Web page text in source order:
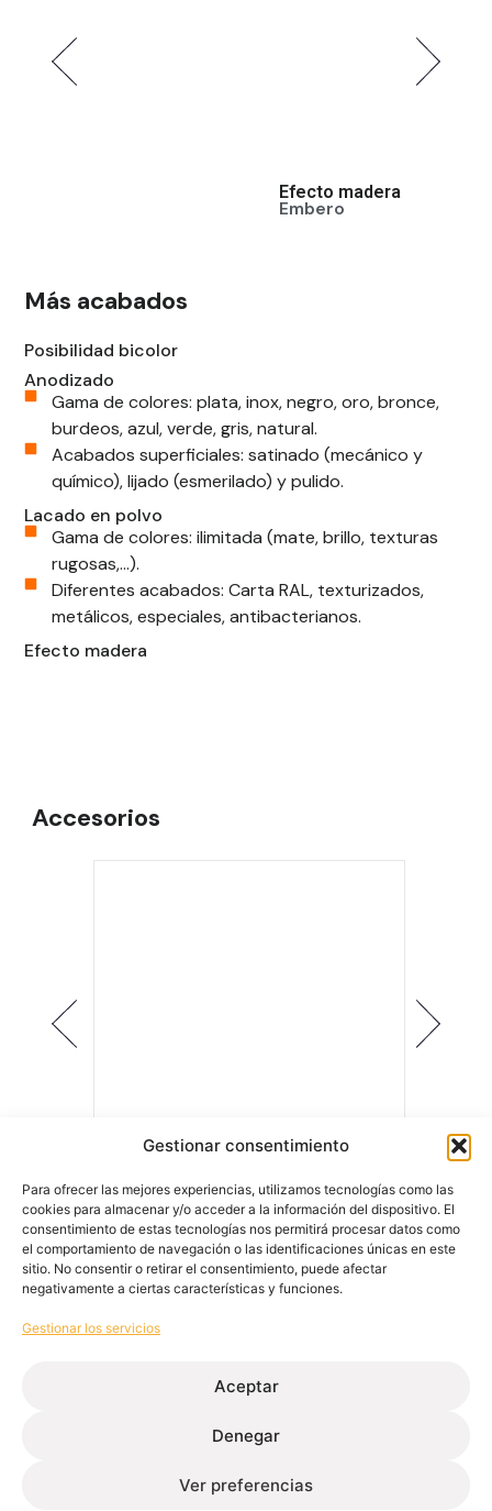
Gestionar consentimiento
Para ofrecer las mejores experiencias, utilizamos tecnologías como las
cookies para almacenar y/o acceder a la información del dispositivo. El
consentimiento de estas tecnologías nos permitirá procesar datos como
el comportamiento de navegación o las identificaciones únicas en este
sitio. No consentir o retirar el consentimiento, puede afectar
negativamente a ciertas características y funciones.
Gestionar los servicios
Aceptar
Denegar
Ver preferencias
Más acabados
Posibilidad bicolor
Anodizado
Gama de colores: plata, inox, negro, oro, bronce,
burdeos, azul, verde, gris, natural.
Acabados superficiales: satinado (mecánico y
químico), lijado (esmerilado) y pulido.
Lacado en polvo
Gama de colores: ilimitada (mate, brillo, texturas
rugosas,...).
Diferentes acabados: Carta RAL, texturizados,
metálicos, especiales, antibacterianos.
Efecto madera
Accesorios
Manillas
Extrusión de perfiles de aluminio para la edificación e